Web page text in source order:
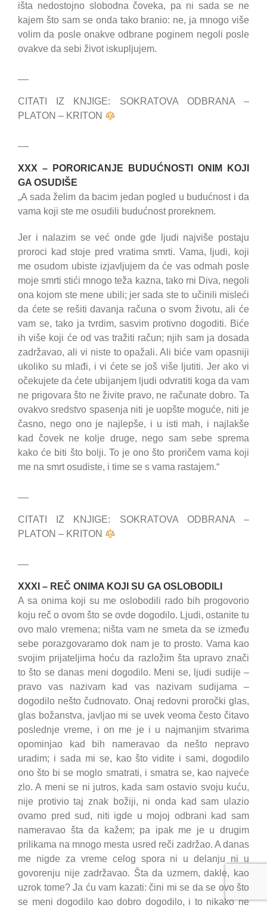
išta nedostojno slobodna čoveka, pa ni sada se ne
kajem što sam se onda tako branio: ne, ja mnogo više
volim da posle onakve odbrane poginem negoli posle
ovakve da sebi život iskupljujem.
CITATI IZ KNJIGE: SOKRATOVA ODBRANA –
PLATON – KRITON
XXX – PORORICANJE BUDUĆNOSTI ONIM KOJI
GA OSUDIŠE
„A sada želim da bacim jedan pogled u budućnost i da
vama koji ste me osudili budućnost proreknem.
Jer i nalazim se već onde gde ljudi najviše postaju
proroci kad stoje pred vratima smrti. Vama, ljudi, koji
me osudom ubiste izjavljujem da će vas odmah posle
moje smrti stići mnogo teža kazna, tako mi Diva, negoli
ona kojom ste mene ubili; jer sada ste to učinili misleći
da ćete se rešiti davanja računa o svom životu, ali će
vam se, tako ja tvrdim, sasvim protivno dogoditi. Biće
ih više koji će od vas tražiti račun; njih sam ja dosada
zadržavao, ali vi niste to opažali. Ali biće vam opasniji
ukoliko su mlađi, i vi ćete se još više ljutiti. Jer ako vi
očekujete da ćete ubijanjem ljudi odvratiti koga da vam
ne prigovara što ne živite pravo, ne računate dobro. Ta
ovakvo sredstvo spasenja niti je uopšte moguće, niti je
časno, nego ono je najlepše, i u isti mah, i najlakše
kad čovek ne kolje druge, nego sam sebe sprema
kako će biti što bolji. To je ono što proričem vama koji
me na smrt osudiste, i time se s vama rastajem.“
CITATI IZ KNJIGE: SOKRATOVA ODBRANA –
PLATON – KRITON
XXXI – REČ ONIMA KOJI SU GA OSLOBODILI
A sa onima koji su me oslobodili rado bih progovorio
koju reč o ovom što se ovde dogodilo. Ljudi, ostanite tu
ovo malo vremena; ništa vam ne smeta da se između
sebe porazgovaramo dok nam je to prosto. Vama kao
svojim prijateljima hoću da razložim šta upravo znači
to što se danas meni dogodilo. Meni se, ljudi sudije –
pravo vas nazivam kad vas nazivam sudijama –
dogodilo nešto čudnovato. Onaj redovni proročki glas,
glas božanstva, javljao mi se uvek veoma često čitavo
poslednje vreme, i on me je i u najmanjim stvarima
opominjao kad bih nameravao da nešto nepravo
uradim; i sada mi se, kao što vidite i sami, dogodilo
ono što bi se moglo smatrati, i smatra se, kao najveće
zlo. A meni se ni jutros, kada sam ostavio svoju kuću,
nije protivio taj znak božiji, ni onda kad sam ulazio
ovamo pred sud, niti igde u mojoj odbrani kad sam
nameravao šta da kažem; pa ipak me je u drugim
prilikama na mnogo mesta usred reči zadržao. A danas
me nigde za vreme celog spora ni u delanju ni u
govorenju nije zadržavao. Šta da uzmem, dakle, kao
uzrok tome? Ja ću vam kazati: čini mi se da se ovo što
se meni dogodilo kao dobro dogodilo, i to nikako ne